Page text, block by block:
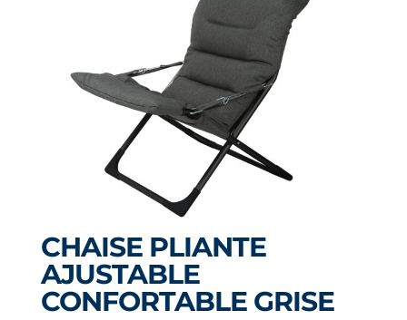
CHAISE PLIANTE
AJUSTABLE
CONFORTABLE GRISE